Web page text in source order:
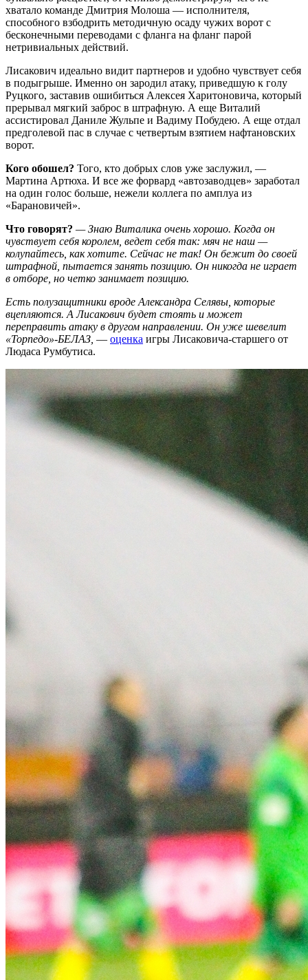
хватало команде Дмитрия Молоша — исполнителя,
способного взбодрить методичную осаду чужих ворот с
бесконечными переводами с фланга на фланг парой
нетривиальных действий.
Лисакович идеально видит партнеров и удобно чувствует себя
в подыгрыше. Именно он зародил атаку, приведшую к голу
Руцкого, заставив ошибиться Алексея Харитоновича, который
прерывал мягкий заброс в штрафную. А еще Виталий
ассистировал Даниле Жульпе и Вадиму Побудею. А еще отдал
предголевой пас в случае с четвертым взятием нафтановских
ворот.
Кого обошел? Того, кто добрых слов уже заслужил, —
Мартина Артюха. И все же форвард «автозаводцев» заработал
на один голос больше, нежели коллега по амплуа из
«Барановичей».
Что говорят? — Знаю Виталика очень хорошо. Когда он
чувствует себя королем, ведет себя так: мяч не наш —
колупайтесь, как хотите. Сейчас не так! Он бежит до своей
штрафной, пытается занять позицию. Он никогда не играет
в отборе, но четко занимает позицию.
Есть полузащитники вроде Александра Селявы, которые
вцепляются. А Лисакович будет стоять и может
переправить атаку в другом направлении. Он уже шевелит
«Торпедо»-БЕЛАЗ, — оценка игры Лисаковича-старшего от
Людаса Румбутиса.